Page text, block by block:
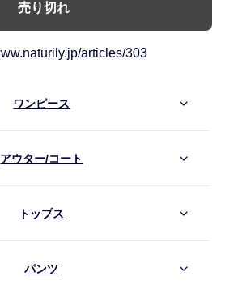
売り切れ
ワンピース
アウター/コート
トップス
パンツ